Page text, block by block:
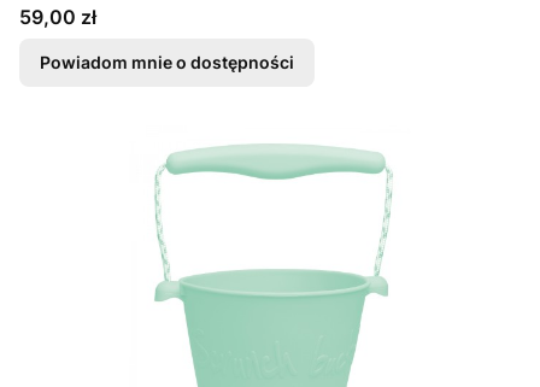
Cena
59,00 zł
Powiadom mnie o dostępności